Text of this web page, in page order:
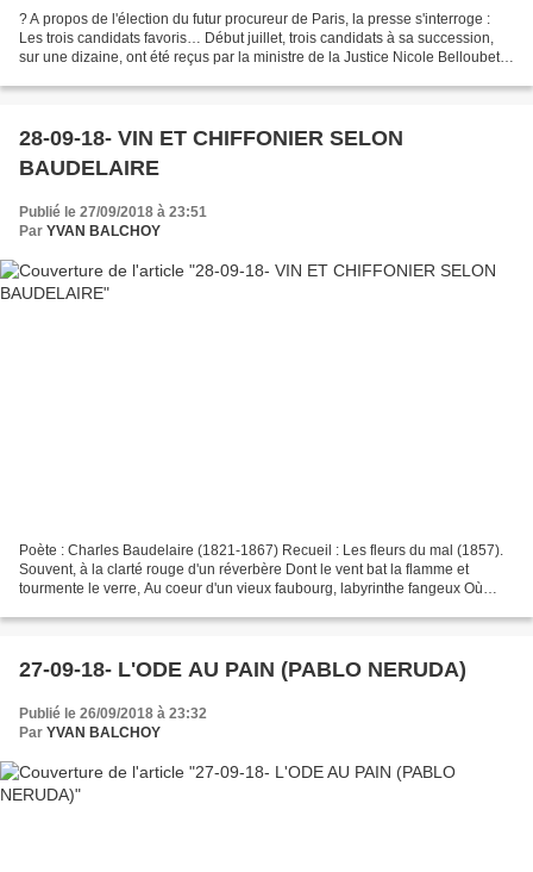
? A propos de l'élection du futur procureur de Paris, la presse s'interroge :
Les trois candidats favoris… Début juillet, trois candidats à sa succession,
sur une dizaine, ont été reçus par la ministre de la Justice Nicole Belloubet :
28-09-18- VIN ET CHIFFONIER SELON
BAUDELAIRE
Publié le 27/09/2018 à 23:51
Par YVAN BALCHOY
Poète : Charles Baudelaire (1821-1867) Recueil : Les fleurs du mal (1857).
Souvent, à la clarté rouge d'un réverbère Dont le vent bat la flamme et
tourmente le verre, Au coeur d'un vieux faubourg, labyrinthe fangeux Où
27-09-18- L'ODE AU PAIN (PABLO NERUDA)
Publié le 26/09/2018 à 23:32
Par YVAN BALCHOY